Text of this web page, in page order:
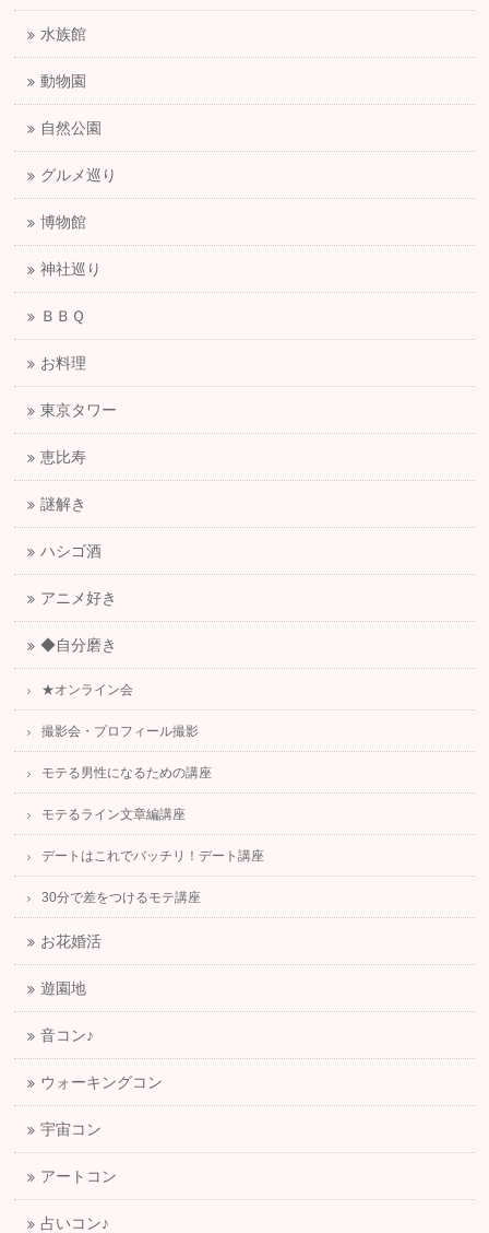
水族館
動物園
自然公園
グルメ巡り
博物館
神社巡り
ＢＢＱ
お料理
東京タワー
恵比寿
謎解き
ハシゴ酒
アニメ好き
◆自分磨き
★オンライン会
撮影会・プロフィール撮影
モテる男性になるための講座
モテるライン文章編講座
デートはこれでバッチリ！デート講座
30分で差をつけるモテ講座
お花婚活
遊園地
音コン♪
ウォーキングコン
宇宙コン
アートコン
占いコン♪